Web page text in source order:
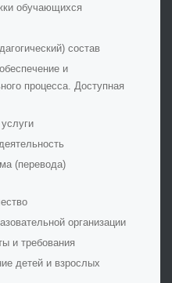
обучающихся
состав
и
процесса. Доступная
(перевода)
организации
и требования
детей и взрослых